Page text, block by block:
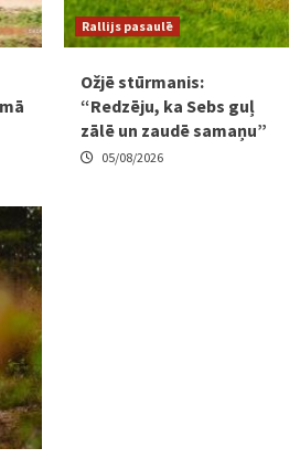
Rallijs pasaulē
Ožjē stūrmanis:
“Redzēju, ka Sebs guļ
zālē un zaudē samaņu”
05/08/2026